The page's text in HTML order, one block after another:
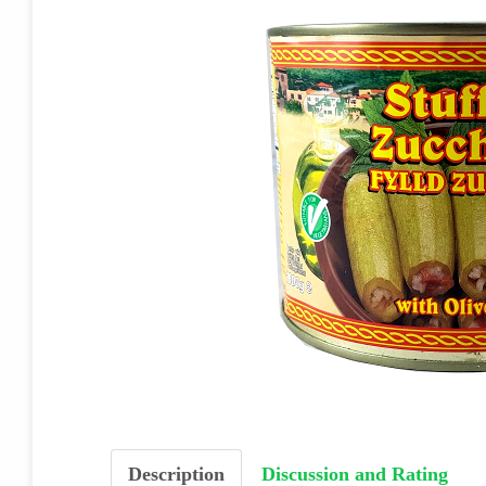
Description Discussion and Rating